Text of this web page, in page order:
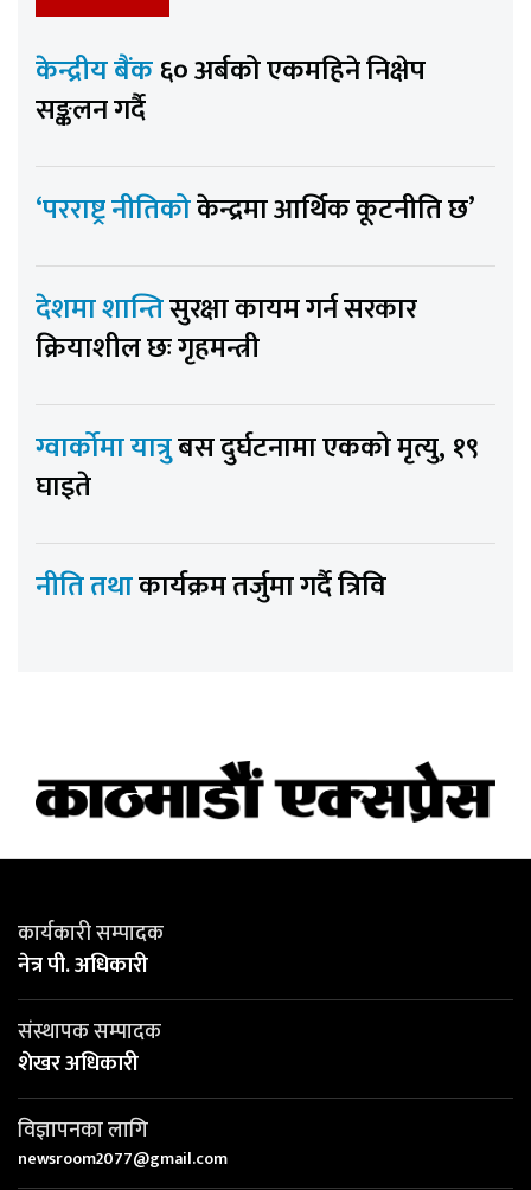
केन्द्रीय बैंक६० अर्बको एकमहिने निक्षेप
सङ्कलन गर्दै
‘परराष्ट्र नीतिकोकेन्द्रमा आर्थिक कूटनीति छ’
देशमा शान्तिसुरक्षा कायम गर्न सरकार
क्रियाशील छः गृहमन्त्री
ग्वार्कोमा यात्रुबस दुर्घटनामा एकको मृत्यु, १९
घाइते
नीति तथाकार्यक्रम तर्जुमा गर्दै त्रिवि
कार्यकारी सम्पादक
नेत्र पी. अधिकारी
संस्थापक सम्पादक
शेखर अधिकारी
विज्ञापनका लागि
newsroom2077@gmail.com